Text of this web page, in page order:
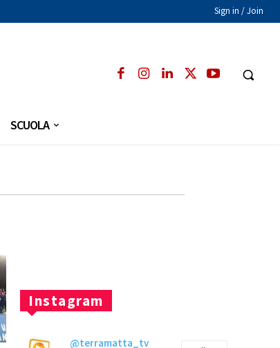
Sign in / Join
SCUOLA
Instagram
@terramatta_tv